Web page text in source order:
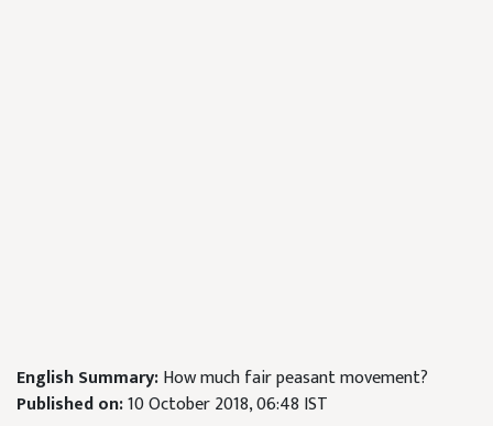
English Summary:How much fair peasant movement?
Published on:10 October 2018, 06:48 IST